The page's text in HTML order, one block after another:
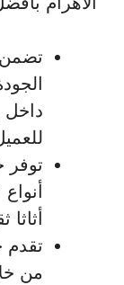
داخل
توفر
أثاثا
تقدم
من